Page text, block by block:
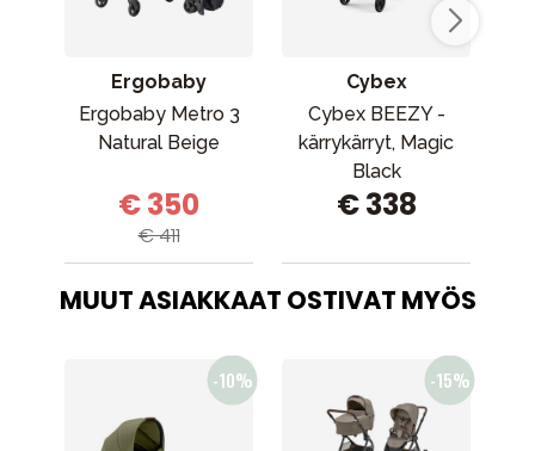
Ergobaby
Ergobaby Metro 3
Natural Beige
€ 350
€ 411
Cybex
Cybex BEEZY -
kärrykärryt, Magic
Black
€ 338
MUUT ASIAKKAAT OSTIVAT MYÖS